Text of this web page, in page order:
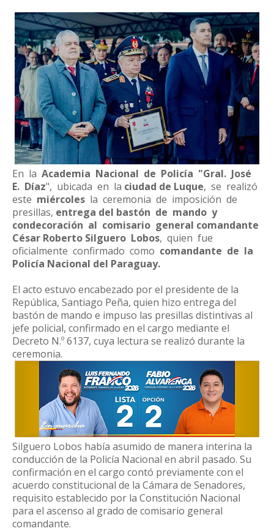
En la Academia Nacional de Policía "Gral. José
E. Díaz", ubicada en la ciudad de Luque, se realizó
este miércoles la ceremonia de imposición de
presillas, entrega del bastón de mando y
condecoración al comisario general comandante
César Roberto Silguero Lobos, quien fue
oficialmente confirmado como comandante de la
Policía Nacional del Paraguay.
El acto estuvo encabezado por el presidente de la
República, Santiago Peña, quien hizo entrega del
bastón de mando e impuso las presillas distintivas al
jefe policial, confirmado en el cargo mediante el
Decreto N.º 6137, cuya lectura se realizó durante la
ceremonia.
Silguero Lobos había asumido de manera interina la
conducción de la Policía Nacional en abril pasado. Su
confirmación en el cargo contó previamente con el
acuerdo constitucional de la Cámara de Senadores,
requisito establecido por la Constitución Nacional
para el ascenso al grado de comisario general
comandante.